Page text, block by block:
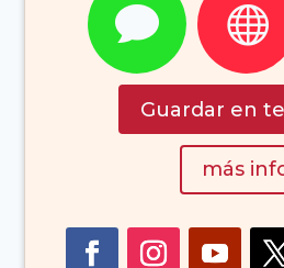
 
Guardar en
más